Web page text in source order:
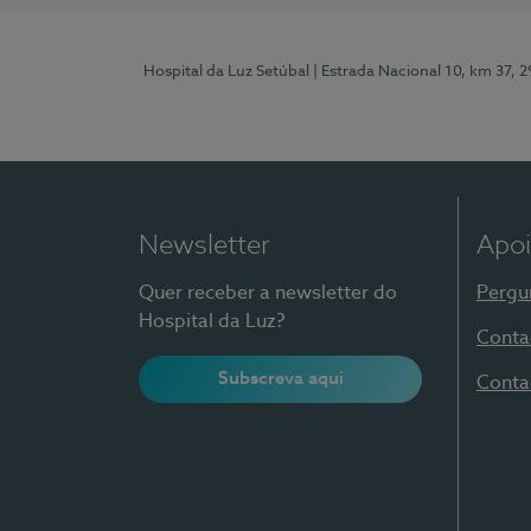
Hospital da Luz Setúbal | Estrada Nacional 10, km 37,
Newsletter
Quer receber a newsletter do
Hospital da Luz?
Subscreva aqui